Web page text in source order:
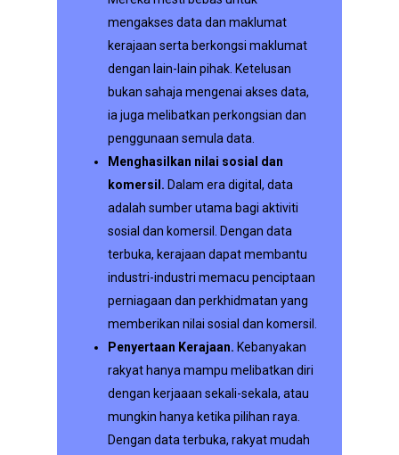
mengakses data dan maklumat
kerajaan serta berkongsi maklumat
dengan lain-lain pihak. Ketelusan
bukan sahaja mengenai akses data,
ia juga melibatkan perkongsian dan
penggunaan semula data.
Menghasilkan nilai sosial dan
komersil. Dalam era digital, data
adalah sumber utama bagi aktiviti
sosial dan komersil. Dengan data
terbuka, kerajaan dapat membantu
industri-industri memacu penciptaan
perniagaan dan perkhidmatan yang
memberikan nilai sosial dan komersil.
Penyertaan Kerajaan. Kebanyakan
rakyat hanya mampu melibatkan diri
dengan kerjaaan sekali-sekala, atau
mungkin hanya ketika pilihan raya.
Dengan data terbuka, rakyat mudah